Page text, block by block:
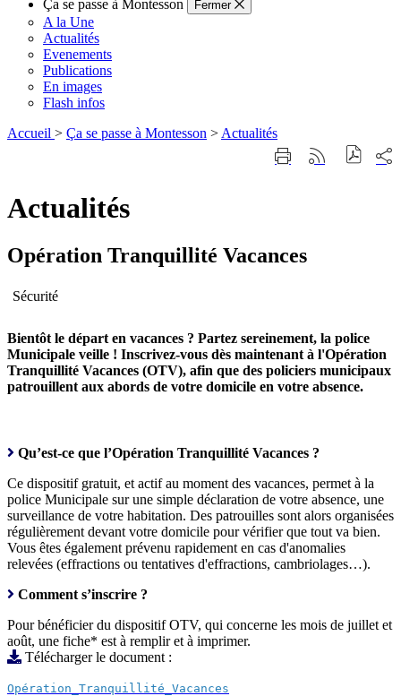
Ça se passe à Montesson Fermer
A la Une
Actualités
Evenements
Publications
En images
Flash infos
Accueil > Ça se passe à Montesson > Actualités
ImprimerGénérer
sur
Actualités
Opération Tranquillité Vacances
Sécurité
Bientôt le départ en vacances ? Partez sereinement, la police
Municipale veille ! Inscrivez-vous dès maintenant à l'Opération
Tranquillité Vacances (OTV), afin que des policiers municipaux
patrouillent aux abords de votre domicile en votre absence.
Qu’est-ce que l’Opération Tranquillité Vacances ?
Ce dispositif gratuit, et actif au moment des vacances, permet à la
police Municipale sur une simple déclaration de votre absence, une
surveillance de votre habitation. Des patrouilles sont alors organisées
régulièrement devant votre domicile pour vérifier que tout va bien.
Vous êtes également prévenu rapidement en cas d'anomalies
relevées (effractions ou tentatives d'effractions, cambriolages…).
Comment s’inscrire ?
Pour bénéficier du dispositif OTV, qui concerne les mois de juillet et
août, une fiche* est à remplir et à imprimer.
Télécharger le document :
Opération_Tranquillité_Vacances